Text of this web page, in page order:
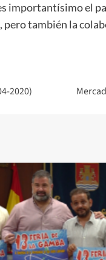
importantísimo el
también la
2020)